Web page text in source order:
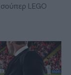
LEGO